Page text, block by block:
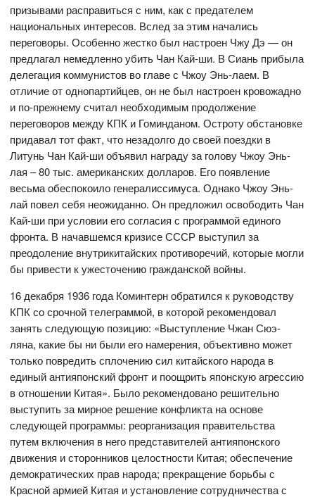
призывами расправиться с ним, как с предателем
национальных интересов. Вслед за этим начались
переговоры. Особенно жестко был настроен Чжу Дэ — он
предлагал немедленно убить Чан Кай-ши. В Сиань прибыла
делегация коммунистов во главе с Чжоу Энь-лаем. В
отличие от однопартийцев, он не был настроен кровожадно
и по-прежнему считал необходимым продолжение
переговоров между КПК и Гоминданом. Остроту обстановке
придавал тот факт, что незадолго до своей поездки в
Литунь Чан Кай-ши объявил награду за голову Чжоу Энь-
лая – 80 тыс. американских долларов. Его появление
весьма обеспокоило генералиссимуса. Однако Чжоу Энь-
лай повел себя неожиданно. Он предложил освободить Чан
Кай-ши при условии его согласия с программой единого
фронта. В начавшемся кризисе СССР выступил за
преодоление внутрикитайских противоречий, которые могли
бы привести к ужесточению гражданской войны.
16 декабря 1936 года Коминтерн обратился к руководству
КПК со срочной телеграммой, в которой рекомендовал
занять следующую позицию: «Выступление Чжан Сюэ-
ляна, какие бы ни были его намерения, объективно может
только повредить сплочению сил китайского народа в
единый антияпонский фронт и поощрить японскую агрессию
в отношении Китая». Было рекомендовано решительно
выступить за мирное решение конфликта на основе
следующей программы: реорганизация правительства
путем включения в него представителей антияпонского
движения и сторонников целостности Китая; обеспечение
демократических прав народа; прекращение борьбы с
Красной армией Китая и установление сотрудничества с